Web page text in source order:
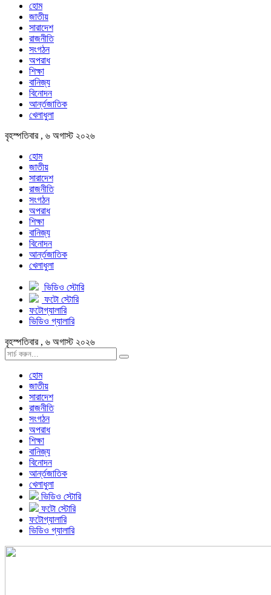
হোম
জাতীয়
সারাদেশ
রাজনীতি
সংগঠন
অপরাধ
শিক্ষা
বানিজ্য
বিনোদন
আর্ন্তজাতিক
খেলাধুলা
বৃহস্পতিবার , ৬ অগাস্ট ২০২৬
হোম
জাতীয়
সারাদেশ
রাজনীতি
সংগঠন
অপরাধ
শিক্ষা
বানিজ্য
বিনোদন
আর্ন্তজাতিক
খেলাধুলা
ভিডিও স্টোরি
ফটো স্টোরি
ফটোগ্যালারি
ভিডিও গ্যালারি
বৃহস্পতিবার , ৬ অগাস্ট ২০২৬
হোম
জাতীয়
সারাদেশ
রাজনীতি
সংগঠন
অপরাধ
শিক্ষা
বানিজ্য
বিনোদন
আর্ন্তজাতিক
খেলাধুলা
ভিডিও স্টোরি
ফটো স্টোরি
ফটোগ্যালারি
ভিডিও গ্যালারি